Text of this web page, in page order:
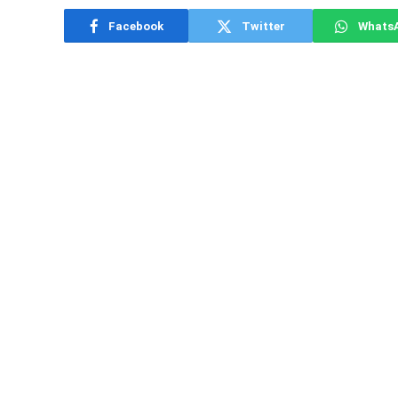
Facebook Twitter